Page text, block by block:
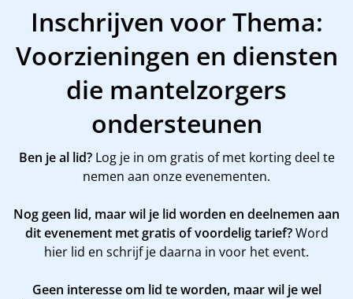
Inschrijven voor Thema:
Voorzieningen en diensten
die mantelzorgers
ondersteunen
Ben je al lid?Log je in om gratis of met korting deel te
nemen aan onze evenementen.
Nog geen lid, maar wil je lid worden en deelnemen aan
dit evenement met gratis of voordelig tarief?Word
hier lid en schrijf je daarna in voor het event.
Geen interesse om lid te worden, maar wil je wel